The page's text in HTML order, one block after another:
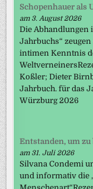
Schopenhauer als
am 3. August 2026
Die Abhandlungen
Jahrbuchs“
intimen Kenntnis
Koßler; Dieter
Jahrbuch. für das
Würzburg 2026
Entstanden, um zu
am 31. Juli 2026
Silvana Condemi
und informativ die